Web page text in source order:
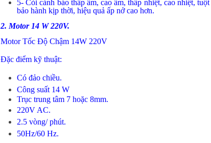
5- Còi cảnh báo thấp ẩm, cao ẩm, thấp nhiệt, cao nhiệt,
bảo hành kịp thời, hiệu quả ấp nở cao hơn.
2. Motor 14 W 220V.
Motor Tốc Độ Chậm 14W 220V
Đặc điểm kỹ thuật:
Có đảo chiều.
Công suất 14 W
Trục trung tâm 7 hoặc 8mm.
220V AC.
2.5 vòng/ phút.
50Hz/60 Hz.